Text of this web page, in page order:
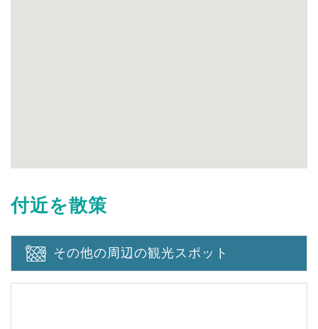
付近を散策
その他の周辺の観光スポット